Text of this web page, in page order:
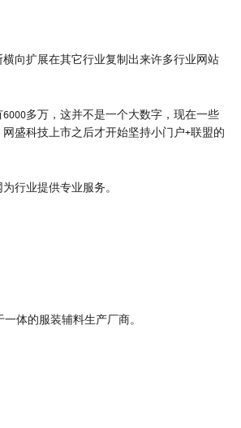
向扩展在其它行业复制出来许多行业网站
多万，这并不是一个大数字，现在一些
盛科技上市之后才开始坚持小门户+联盟的
行业提供专业服务。
体的服装辅料生产厂商。